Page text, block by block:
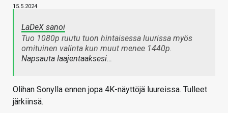
15.5.2024
LaDeX sanoi
Tuo 1080p ruutu tuon hintaisessa luurissa myös
omituinen valinta kun muut menee 1440p.
Napsauta laajentaaksesi…
Olihan Sonylla ennen jopa 4K-näyttöjä luureissa. Tulleet
järkiinsä.